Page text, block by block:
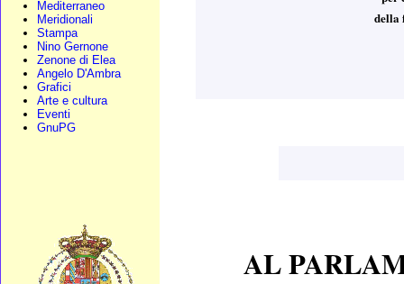
Mediterraneo
Meridionali
Stampa
Nino Gernone
Zenone di Elea
Angelo D'Ambra
Grafici
Arte e cultura
Eventi
GnuPG
della
AL